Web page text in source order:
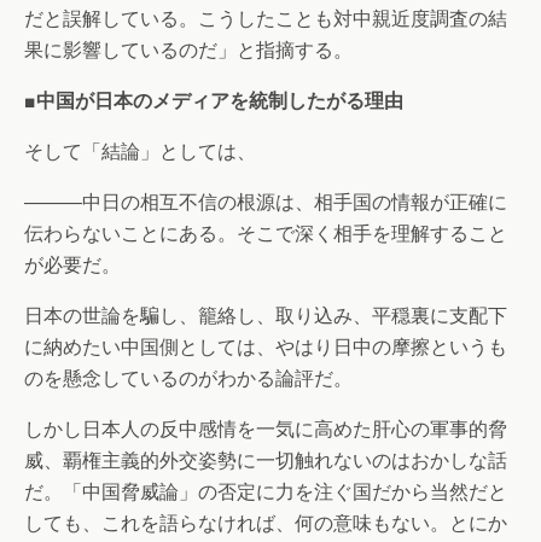
だと誤解している。こうしたことも対中親近度調査の結
果に影響しているのだ」と指摘する。
■中国が日本のメディアを統制したがる理由
そして「結論」としては、
―――中日の相互不信の根源は、相手国の情報が正確に
伝わらないことにある。そこで深く相手を理解すること
が必要だ。
日本の世論を騙し、籠絡し、取り込み、平穏裏に支配下
に納めたい中国側としては、やはり日中の摩擦というも
のを懸念しているのがわかる論評だ。
しかし日本人の反中感情を一気に高めた肝心の軍事的脅
威、覇権主義的外交姿勢に一切触れないのはおかしな話
だ。「中国脅威論」の否定に力を注ぐ国だから当然だと
しても、これを語らなければ、何の意味もない。とにか